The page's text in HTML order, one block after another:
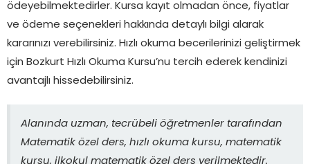
ödeyebilmektedirler. Kursa kayıt olmadan önce, fiyatlar
ve ödeme seçenekleri hakkında detaylı bilgi alarak
kararınızı verebilirsiniz. Hızlı okuma becerilerinizi geliştirmek
için Bozkurt Hızlı Okuma Kursu’nu tercih ederek kendinizi
avantajlı hissedebilirsiniz.
Alanında uzman, tecrübeli öğretmenler tarafından
Matematik özel ders, hızlı okuma kursu, matematik
kursu, ilkokul matematik özel ders verilmektedir.